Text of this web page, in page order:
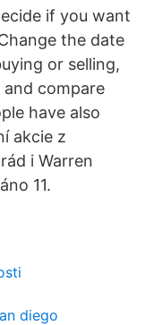
if you want
the date
or selling,
compare
have also
akcie z
i Warren
11.
diego